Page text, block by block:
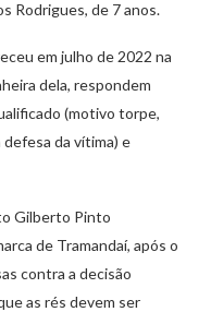
Rodrigues, de 7 anos.
em julho de 2022 na
dela, respondem
(motivo torpe,
da vítima) e
Gilberto Pinto
de Tramandaí, após o
contra a decisão
as rés devem ser